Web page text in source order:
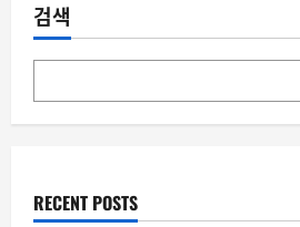
지
란,
엇
문
검색
RECENT POSTS